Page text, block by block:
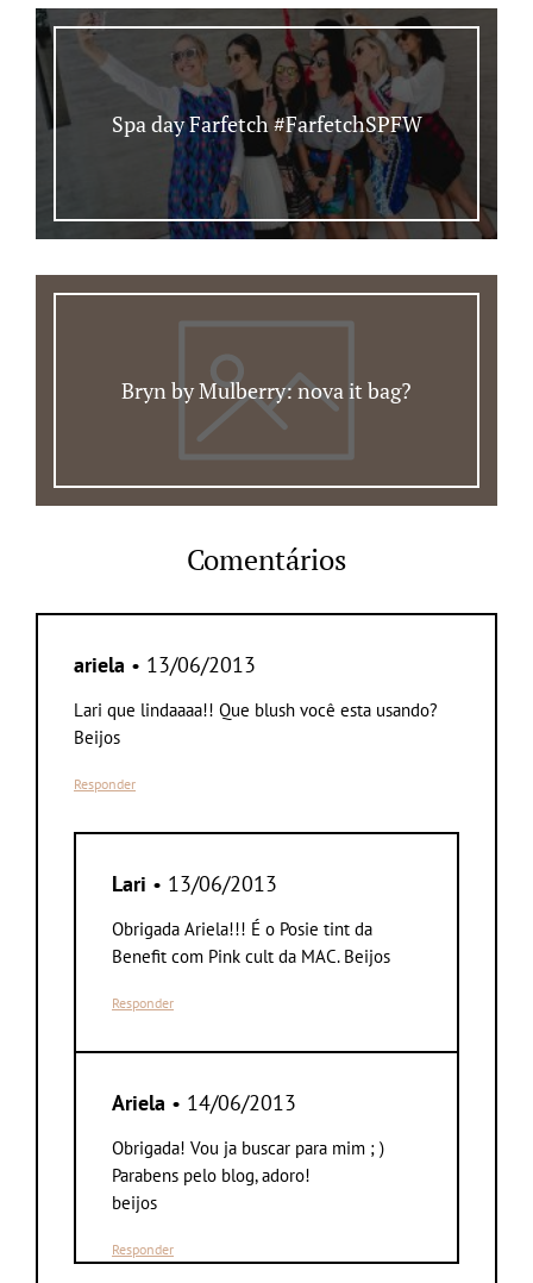
Spa day Farfetch #FarfetchSPFW
Bryn by Mulberry: nova it bag?
Comentários
ariela • 13/06/2013
Lari que lindaaaa!! Que blush você esta usando?
Beijos
Responder
Lari • 13/06/2013
Obrigada Ariela!!! É o Posie tint da
Benefit com Pink cult da MAC. Beijos
Responder
Ariela • 14/06/2013
Obrigada! Vou ja buscar para mim ; )
Parabens pelo blog, adoro!
beijos
Responder